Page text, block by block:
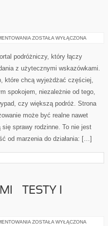
BARCELONA
ZOSTAŁA WYŁĄCZONA
podróżniczy, który łączy
z użytecznymi wskazówkami.
które chcą wyjeżdżać częściej,
spokojem, niezależnie od tego,
czy większą podróż. Strona
może być realne nawet
sprawy rodzinne. To nie jest
od marzenia do działania: […]
– TESTY I
WSPÓŁPRACA
ZOSTAŁA WYŁĄCZONA